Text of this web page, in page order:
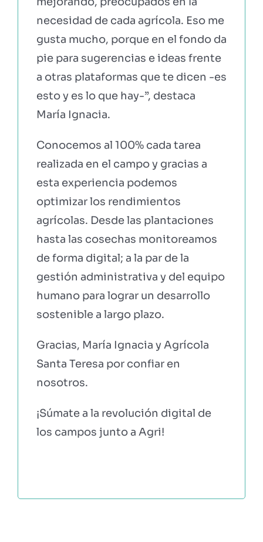
necesidad de cada agrícola. Eso me
gusta mucho, porque en el fondo da
pie para sugerencias e ideas frente
a otras plataformas que te dicen -es
esto y es lo que hay-”, destaca
María Ignacia.
Conocemos al 100% cada tarea
realizada en el campo y gracias a
esta experiencia podemos
optimizar los rendimientos
agrícolas. Desde las plantaciones
hasta las cosechas monitoreamos
de forma digital; a la par de la
gestión administrativa y del equipo
humano para lograr un desarrollo
sostenible a largo plazo.
Gracias, María Ignacia y Agrícola
Santa Teresa por confiar en
nosotros.
¡Súmate a la revolución digital de
los campos junto a Agri!